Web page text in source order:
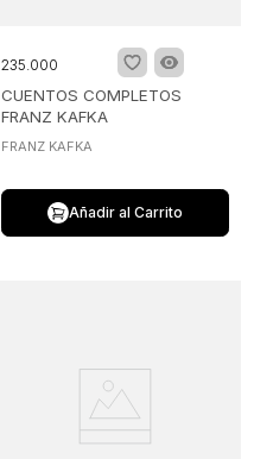
235.000
CUENTOS COMPLETOS
FRANZ KAFKA
FRANZ KAFKA
Añadir al Carrito